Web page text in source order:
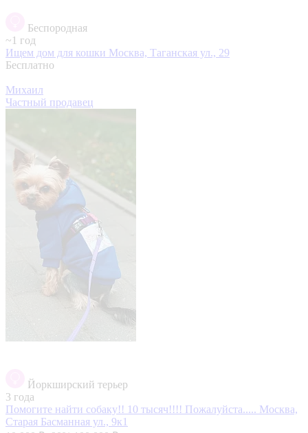
Беспородная
~1 год
Ищем дом для кошки Москва, Таганская ул., 29
Бесплатно
Михаил
Частный продавец
Йоркширский терьер
3 года
Помогите найти собаку!! 10 тысяч!!!! Пожалуйста..... Москва,
Старая Басманная ул., 9к1